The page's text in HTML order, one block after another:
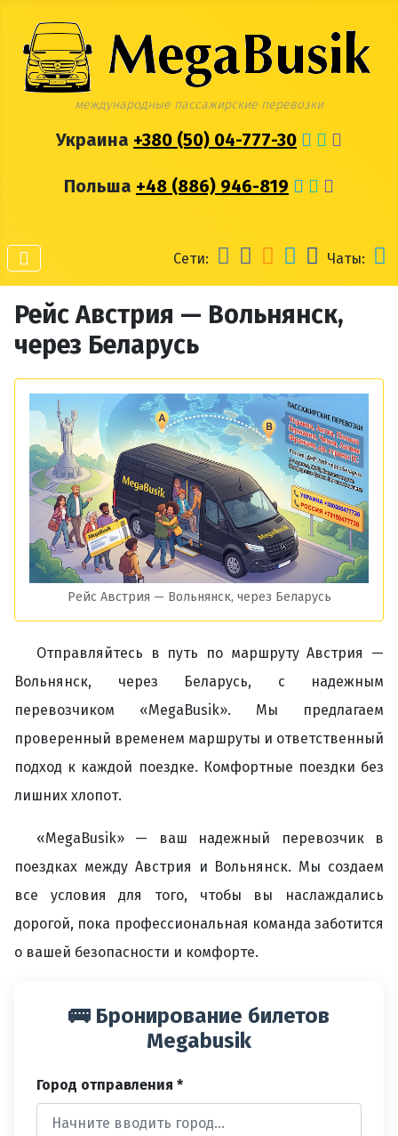
международные пассажирские перевозки
Украина +380 (50) 04-777-30
Польша +48 (886) 946-819
Сети: Чаты:
Рейс Австрия — Вольнянск,
через Беларусь
Рейс Австрия — Вольнянск, через Беларусь
Отправляйтесь в путь по маршруту Австрия —
Вольнянск, через Беларусь, с надежным
перевозчиком «MegaBusik». Мы предлагаем
проверенный временем маршруты и ответственный
подход к каждой поездке. Комфортные поездки без
лишних хлопот.
«MegaBusik» — ваш надежный перевозчик в
поездках между Австрия и Вольнянск. Мы создаем
все условия для того, чтобы вы наслаждались
дорогой, пока профессиональная команда заботится
о вашей безопасности и комфорте.
🚌 Бронирование билетов
Megabusik
Город отправления *